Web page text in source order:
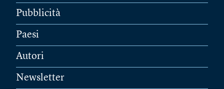
Pubblicità
Paesi
Autori
Newsletter